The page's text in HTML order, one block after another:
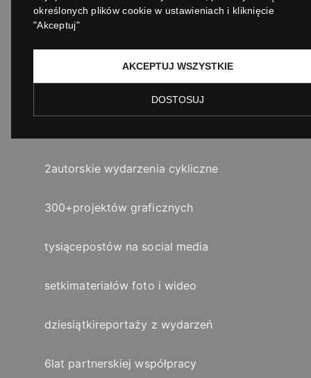
10k +follow na Instagramie
2autorskie wydarzenia cykliczne
300+projektów graficznych
tysiącepostów na social media
setkimateriałów foto i wideo
dziesiątkireportaży z wydarzeń
6lat partnerskiej współpracy
określonych plików cookie w ustawieniach i kliknięcie
"Akceptuj"
AKCEPTUJ WSZYSTKIE
DOSTOSUJ